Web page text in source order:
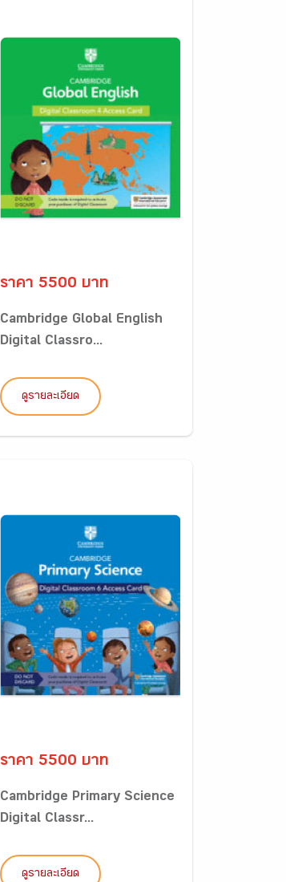
ราคา 5500 บาท
Cambridge Global English
Digital Classro...
ดูรายละเอียด
ราคา 5500 บาท
Cambridge Primary Science
Digital Classr...
ดูรายละเอียด